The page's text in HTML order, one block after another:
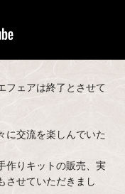
フェアは終了とさせて
に交流を楽しんでいた
作りキットの販売、実
させていただきまし